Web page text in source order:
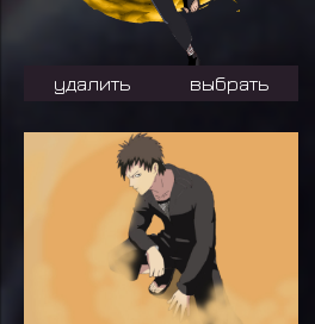
удалить выбрать